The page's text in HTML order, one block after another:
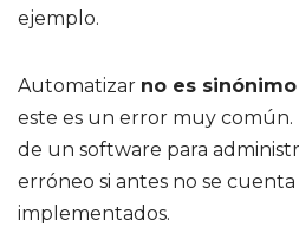
ejemplo.
Automatizar no es
este es un error muy común.
de un software para
erróneo si antes no se
implementados.